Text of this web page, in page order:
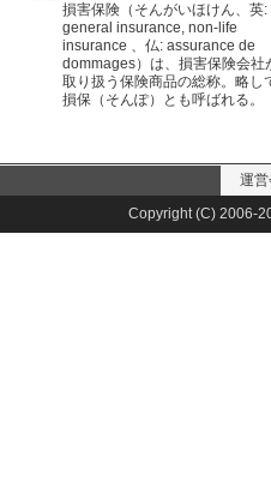
損害保険（そんがいほけん、英:
general insurance, non-life
insurance 、仏: assurance de
dommages）は、損害保険会社
取り扱う保険商品の総称。略し
損保（そんぽ）とも呼ばれる。
運
Copyright (C) 2006-